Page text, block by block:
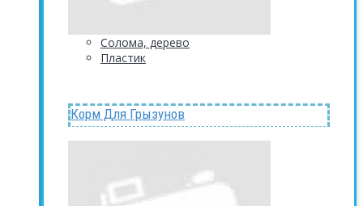
Солома, дерево
Пластик
Корм Для Грызунов